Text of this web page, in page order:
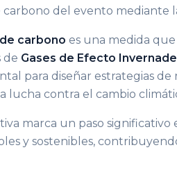
carbono del evento mediante
carbono es una medida
de Gases de Efecto
para diseñar estrategias
lucha contra el cambio
marca un paso
y sostenibles,